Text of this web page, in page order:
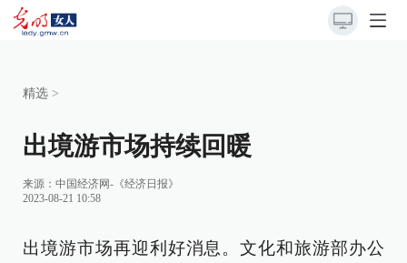
精选 >
出境游市场持续回暖
来源： 中国经济网-《经济日报》
2023-08-21 10:58
出境游市场再迎利好消息。文化和旅游部办公